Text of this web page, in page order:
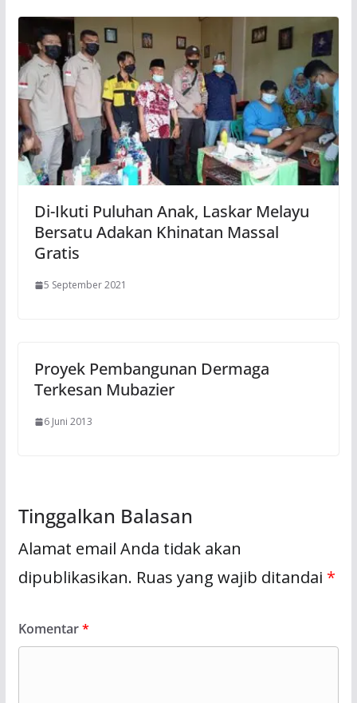
Di-Ikuti Puluhan Anak, Laskar Melayu
Bersatu Adakan Khinatan Massal
Gratis
5 September 2021
Proyek Pembangunan Dermaga
Terkesan Mubazier
6 Juni 2013
Tinggalkan Balasan
Alamat email Anda tidak akan
dipublikasikan. Ruas yang wajib ditandai *
Komentar*